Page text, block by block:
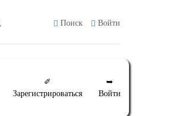
Поиск Войти
✐
Зарегистрироваться
➥
Войти